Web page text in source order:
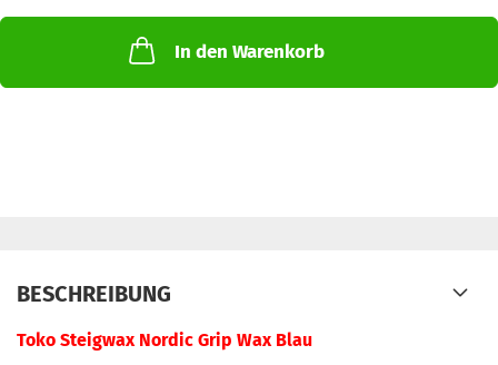
In den Warenkorb
BESCHREIBUNG
Toko Steigwax Nordic Grip Wax Blau